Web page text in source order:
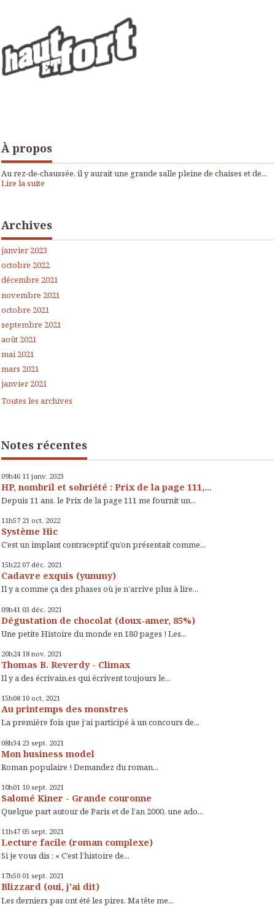
À propos
Au rez-de-chaussée, il y aurait une grande salle pleine de chaises et de...
Lire la suite
Archives
janvier 2023
octobre 2022
décembre 2021
novembre 2021
octobre 2021
septembre 2021
août 2021
mai 2021
mars 2021
janvier 2021
Toutes les archives
Notes récentes
09h46 11 janv. 2023
HP, nombril et sobriété : Prix de la page 111,...
Depuis 11 ans, le Prix de la page 111 me fournit un...
11h57 21 oct. 2022
Système Hic
C’est un implant contraceptif qu’on présentait comme...
15h22 07 déc. 2021
Cadavre exquis (yummy)
Il y a comme ça des phases où je n’arrive plus à lire...
09h41 03 déc. 2021
Dégustation de chocolat (doux-amer, 85%)
Une petite Histoire du monde en 180 pages ! Les...
20h24 18 nov. 2021
Thomas B. Reverdy - Climax
Il y a des écrivain.es qui écrivent toujours le...
15h08 10 oct. 2021
Au printemps des monstres
La première fois que j’ai participé à un concours de...
08h34 23 sept. 2021
Mon business model
Roman populaire ! Demandez du roman...
10h01 10 sept. 2021
Salomé Kiner - Grande couronne
Quelque part autour de Paris et de l’an 2000, une ado...
11h47 05 sept. 2021
Lecture facile (roman complexe)
Si je vous dis : « C’est l’histoire de...
17h50 01 sept. 2021
Blizzard (oui, j'ai dit)
Les derniers pas ont été les pires. Ma tête me...